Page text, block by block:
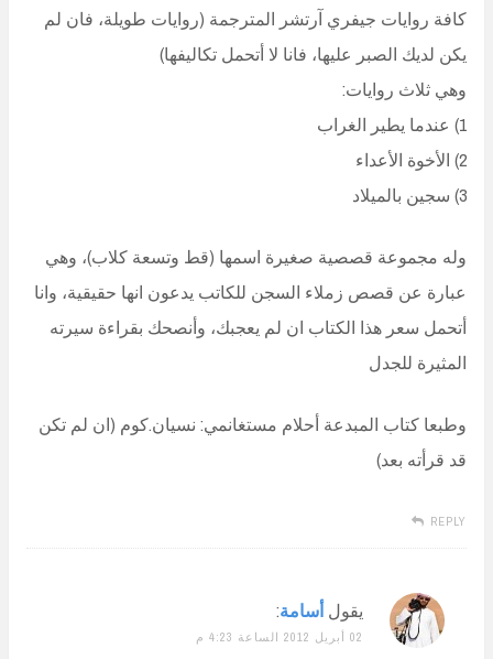
كافة روايات جيفري آرتشر المترجمة (روايات طويلة، فان لم
يكن لديك الصبر عليها، فانا لا أتحمل تكاليفها)
وهي ثلاث روايات:
1) عندما يطير الغراب
2) الأخوة الأعداء
3) سجين بالميلاد
وله مجموعة قصصية صغيرة اسمها (قط وتسعة كلاب)، وهي
عبارة عن قصص زملاء السجن للكاتب يدعون انها حقيقية، وانا
أتحمل سعر هذا الكتاب ان لم يعجبك، وأنصحك بقراءة سيرته
المثيرة للجدل
وطبعا كتاب المبدعة أحلام مستغانمي: نسيان.كوم (ان لم تكن
قد قرأته بعد)
REPLY
يقول أسامة:
02 أبريل 2012 الساعة 4:23 م